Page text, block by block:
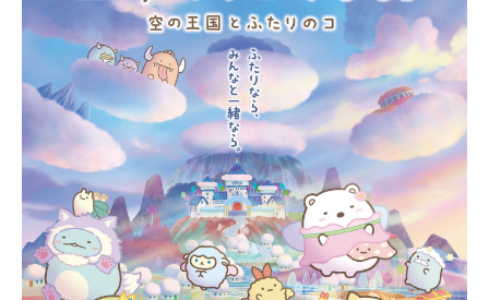
ラインナップ
ニュース一覧
お問い合わせ